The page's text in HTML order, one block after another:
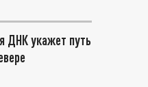
ДНК укажет путь